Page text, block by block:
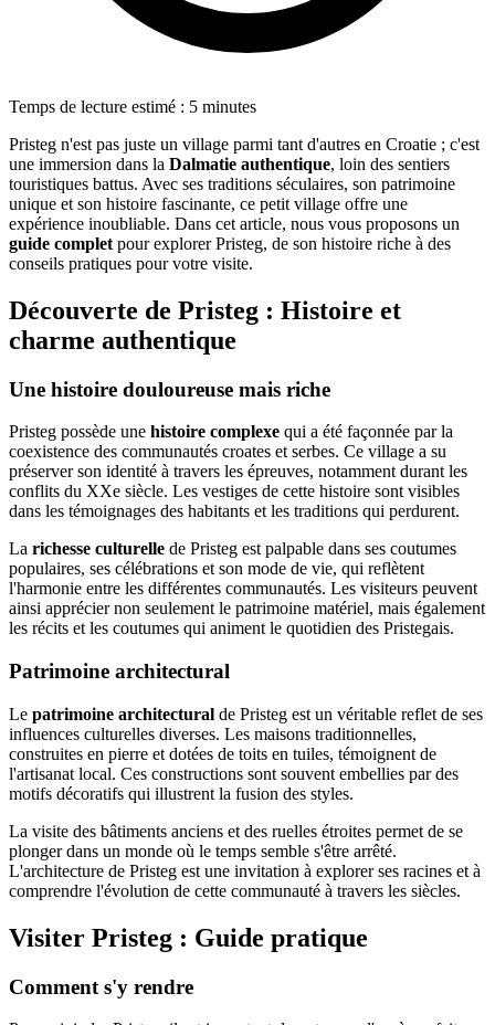
Temps de lecture estimé : 5 minutes
Pristeg n'est pas juste un village parmi tant d'autres en Croatie ; c'est
une immersion dans la Dalmatie authentique, loin des sentiers
touristiques battus. Avec ses traditions séculaires, son patrimoine
unique et son histoire fascinante, ce petit village offre une
expérience inoubliable. Dans cet article, nous vous proposons un
guide complet pour explorer Pristeg, de son histoire riche à des
conseils pratiques pour votre visite.
Découverte de Pristeg : Histoire et
charme authentique
Une histoire douloureuse mais riche
Pristeg possède une histoire complexe qui a été façonnée par la
coexistence des communautés croates et serbes. Ce village a su
préserver son identité à travers les épreuves, notamment durant les
conflits du XXe siècle. Les vestiges de cette histoire sont visibles
dans les témoignages des habitants et les traditions qui perdurent.
La richesse culturelle de Pristeg est palpable dans ses coutumes
populaires, ses célébrations et son mode de vie, qui reflètent
l'harmonie entre les différentes communautés. Les visiteurs peuvent
ainsi apprécier non seulement le patrimoine matériel, mais également
les récits et les coutumes qui animent le quotidien des Pristegais.
Patrimoine architectural
Le patrimoine architectural de Pristeg est un véritable reflet de ses
influences culturelles diverses. Les maisons traditionnelles,
construites en pierre et dotées de toits en tuiles, témoignent de
l'artisanat local. Ces constructions sont souvent embellies par des
motifs décoratifs qui illustrent la fusion des styles.
La visite des bâtiments anciens et des ruelles étroites permet de se
plonger dans un monde où le temps semble s'être arrêté.
L'architecture de Pristeg est une invitation à explorer ses racines et à
comprendre l'évolution de cette communauté à travers les siècles.
Visiter Pristeg : Guide pratique
Comment s'y rendre